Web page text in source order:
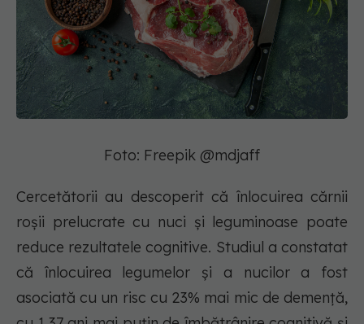
Foto: Freepik @mdjaff
Cercetătorii au descoperit că înlocuirea cărnii
roșii prelucrate cu nuci și leguminoase poate
reduce rezultatele cognitive. Studiul a constatat
că înlocuirea legumelor și a nucilor a fost
asociată cu un risc cu 23% mai mic de demență,